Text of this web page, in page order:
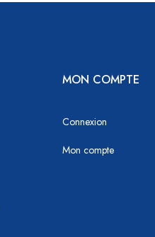
MON COMPTE
Connexion
Mon compte